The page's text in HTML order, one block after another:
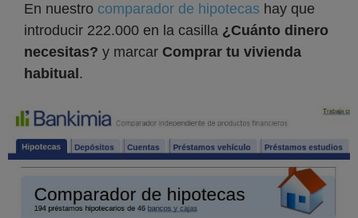
En nuestro comparador de hipotecas hay que
introducir 222.000 en la casilla ¿Cuánto dinero
necesitas? y marcar Comprar tu vivienda
habitual .